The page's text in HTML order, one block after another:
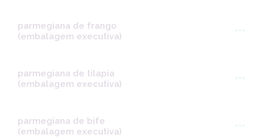
parmegiana de frango
(embalagem executiva)
---
parmegiana de tilapia
(embalagem executiva)
---
parmegiana de bife
(embalagem executiva)
---